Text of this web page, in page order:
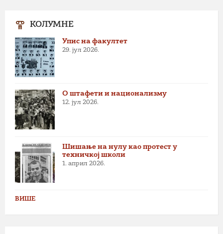
КОЛУМНЕ
Упис на факултет
29. јул 2026.
О штафети и национализму
12. јул 2026.
Шишање на нулу као протест у
техничкој школи
1. април 2026.
ВИШЕ